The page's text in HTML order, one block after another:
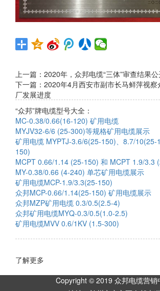
上一篇： 2020年，众邦电缆“三体”审查结果
下一篇： 2020年4月西安市副市长马鲜萍视
厂发展进度
“众邦”牌电缆型号大全：
MC-0.38/0.66(16-120) 矿用电缆
MYJV32-6/6 (25-300)等规格矿用电缆展示
矿用电缆 MYPTJ-3.6/6(25-150)、8.7/10(25-
150)
MCPT 0.66/1.14 (25-150) 和 MCPT 1.9/3.3
MY-0.38/0.66 (4-240) 单芯矿用电缆展示
矿用电缆MCP-1.9/3.3(25-150)
众邦MCP-0.66/1.14(25-150) 矿用电缆展示
众邦MZP矿用电缆 0.3/0.5(2.5-4)
众邦矿用电缆MYQ-0.3/0.5(1.0-2.5)
矿用电缆MVV 0.6/1KV (1.5-300)
了解更多
Copyright © 2019 众邦电缆营销